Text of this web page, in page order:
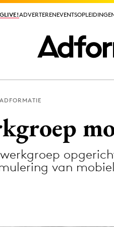
ADVERTERENEVENTS
ADVERTERENEVENTS
van